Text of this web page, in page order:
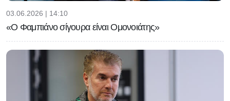
03.06.2026 | 14:10
«Ο Φαμπιάνο σίγουρα είναι Ομονοιάτης»